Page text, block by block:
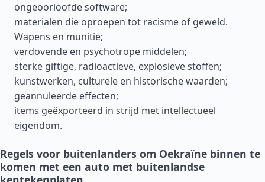
ongeoorloofde software;
materialen die oproepen tot racisme of geweld.
Wapens en munitie;
verdovende en psychotrope middelen;
sterke giftige, radioactieve, explosieve stoffen;
kunstwerken, culturele en historische waarden;
geannuleerde effecten;
items geëxporteerd in strijd met intellectueel
eigendom.
Regels voor buitenlanders om Oekraïne binnen te
komen met een auto met buitenlandse